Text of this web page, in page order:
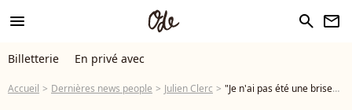
menu search newsletter
Billetterie En privé avec
Accueil Dernières news people Julien Clerc "Je n'ai pas été une briseuse de couple" : La femme de Julien Clerc l'a rencontré quand il était marié mais fait une mise au point